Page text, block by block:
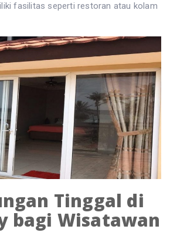
fasilitas seperti restoran atau kolam
Tinggal di
bagi Wisatawan